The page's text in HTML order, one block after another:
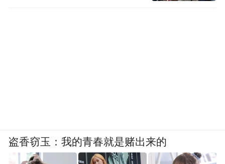
盗香窃玉：我的青春就是赌出来的